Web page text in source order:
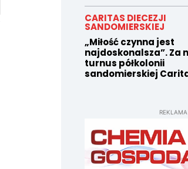
CARITAS DIECEZJI
SANDOMIERSKIEJ
„Miłość czynna jest
najdoskonalsza”. Za
turnus półkolonii
sandomierskiej
REKLAMA